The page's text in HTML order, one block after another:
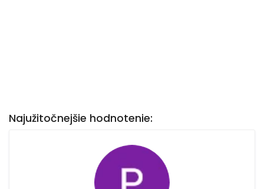
Najužitočnejšie hodnotenie: